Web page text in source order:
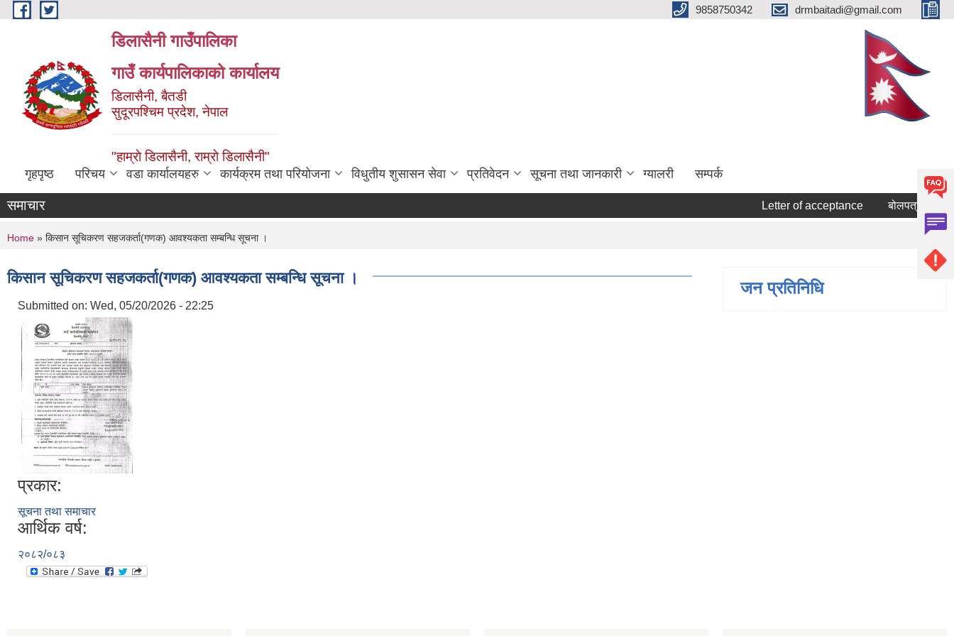
Skip to main content 9858750342 drmbaitadi@gmail.com
डिलासैनी गाउँपालिका
गाउँ कार्यपालिकाको कार्यालय
डिलासैनी, बैतडी
सुदूरपश्चिम प्रदेश, नेपाल
"हाम्राे डिलासैनी, राम्राे डिलासैनी"
गृहपृष्ठ परिचय वडा कार्यालयहरु कार्यक्रम तथा परियोजना विधुतीय शुसासन सेवा प्रतिवेदन सूचना तथा जानकारी ग्यालरी सम्पर्क
समाचार Letter of acceptance बोलपत्र स्वीकृत
You are here
Home » किसान सूचिकरण सहजकर्ता(गणक) आवश्यकता सम्बन्धि सूचना ।
किसान सूचिकरण सहजकर्ता(गणक) आवश्यकता सम्बन्धि सूचना ।
Submitted on: Wed, 05/20/2026 - 22:25
प्रकार:
सूचना तथा समाचार
आर्थिक वर्ष:
२०८२/०८३
जन प्रतिनिधि